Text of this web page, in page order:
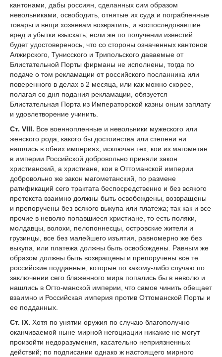
кантонами, дабы россиян, сделанных сим образом
невольниками, освободить, отнятые их суда и пограбленные
товары и вещи хозяевам возвратить, и воспоследовавшие
вред и убытки взыскать; если же по получении известий
будет удостоверенось, что со стороны означенных кантонов
Алжирского, Тунисского и Трипольского даваемые от
Блистательной Порты фирманы не исполнены, тогда по
подаче о том рекламации от российского посланника или
поверенного в делах в 2 месяца, или как можно скорее,
полагая со дня подания рекламации, обязуется
Блистательная Порта из Императорской казны оным заплату
и удовлетворение учинить.
Ст. VIII. Все военнопленные и невольники мужеского или
женского рода, какого бы достоинства или степени ни
нашлись в обеих империях, исключая тех, кои из магометан
в империи Российской добровольно приняли закон
христианский, а христиане, кои в Оттоманской империи
добровольно же закон магометанский, по размене
ратификаций сего трактата беспосредственно и без всякого
претекста взаимно должны быть освобождены, возвращены
и препоручены без всякого выкупа или платежа; так как и все
прочие в неволю попавшиеся христиане, то есть поляки,
молдавцы, волохи, пелопоннесцы, островские жители и
грузинцы, все без малейшего изъятия, равномерно же без
выкупа, или платежа должны быть освобождены. Равным же
образом должны быть возвращены и препоручены все те
российские подданные, которые по какому-либо случаю по
заключении сего блаженного мира попались бы в неволю и
нашлись в Огто-манской империи, что самое чинить обещает
взаимно и Российская империя против Оттоманской Порты и
ее подданных.
Ст. IX. Хотя по унятии оружия по случаю благополучно
оканчиваемой ныне мирной негоциации никакие не могут
произойти недоразумения, касательно неприязненных
действий; по подписании однако ж настоящего мирного